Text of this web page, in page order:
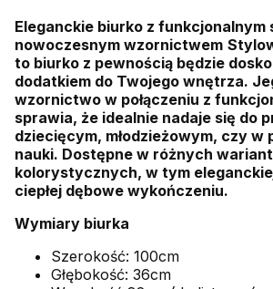
Eleganckie biurko z funkcjonalnym
nowoczesnym wzornictwem
to biurko z pewnością będzie
dodatkiem do Twojego wnętrza.
wzornictwo w połączeniu z
sprawia, że idealnie nadaje się do
dziecięcym, młodzieżowym, czy w
nauki. Dostępne w różnych
kolorystycznych, w tym
ciepłej dębowe wykończeniu.
Wymiary biurka
Szerokość: 100cm
Głębokość: 36cm